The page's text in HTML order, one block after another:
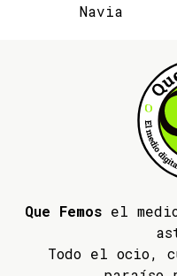
Navia
Que Femos el
Todo el ocio,